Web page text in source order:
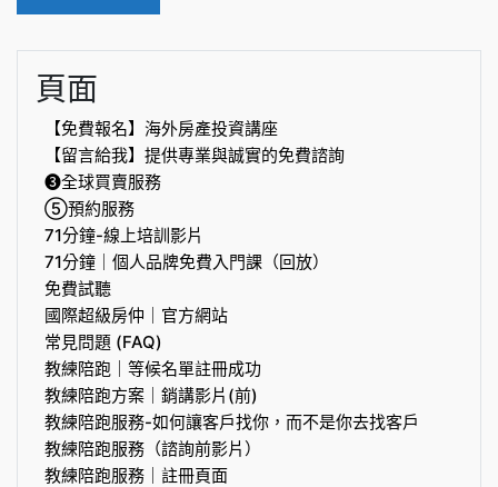
頁面
【免費報名】海外房產投資講座
【留言給我】提供專業與誠實的免費諮詢
❸全球買賣服務
⑤預約服務
71分鐘-線上培訓影片
71分鐘｜個人品牌免費入門課（回放）
免費試聽
國際超級房仲｜官方網站
常見問題 (FAQ)
教練陪跑｜等候名單註冊成功
教練陪跑方案｜銷講影片(前)
教練陪跑服務-如何讓客戶找你，而不是你去找客戶
教練陪跑服務（諮詢前影片）
教練陪跑服務｜註冊頁面